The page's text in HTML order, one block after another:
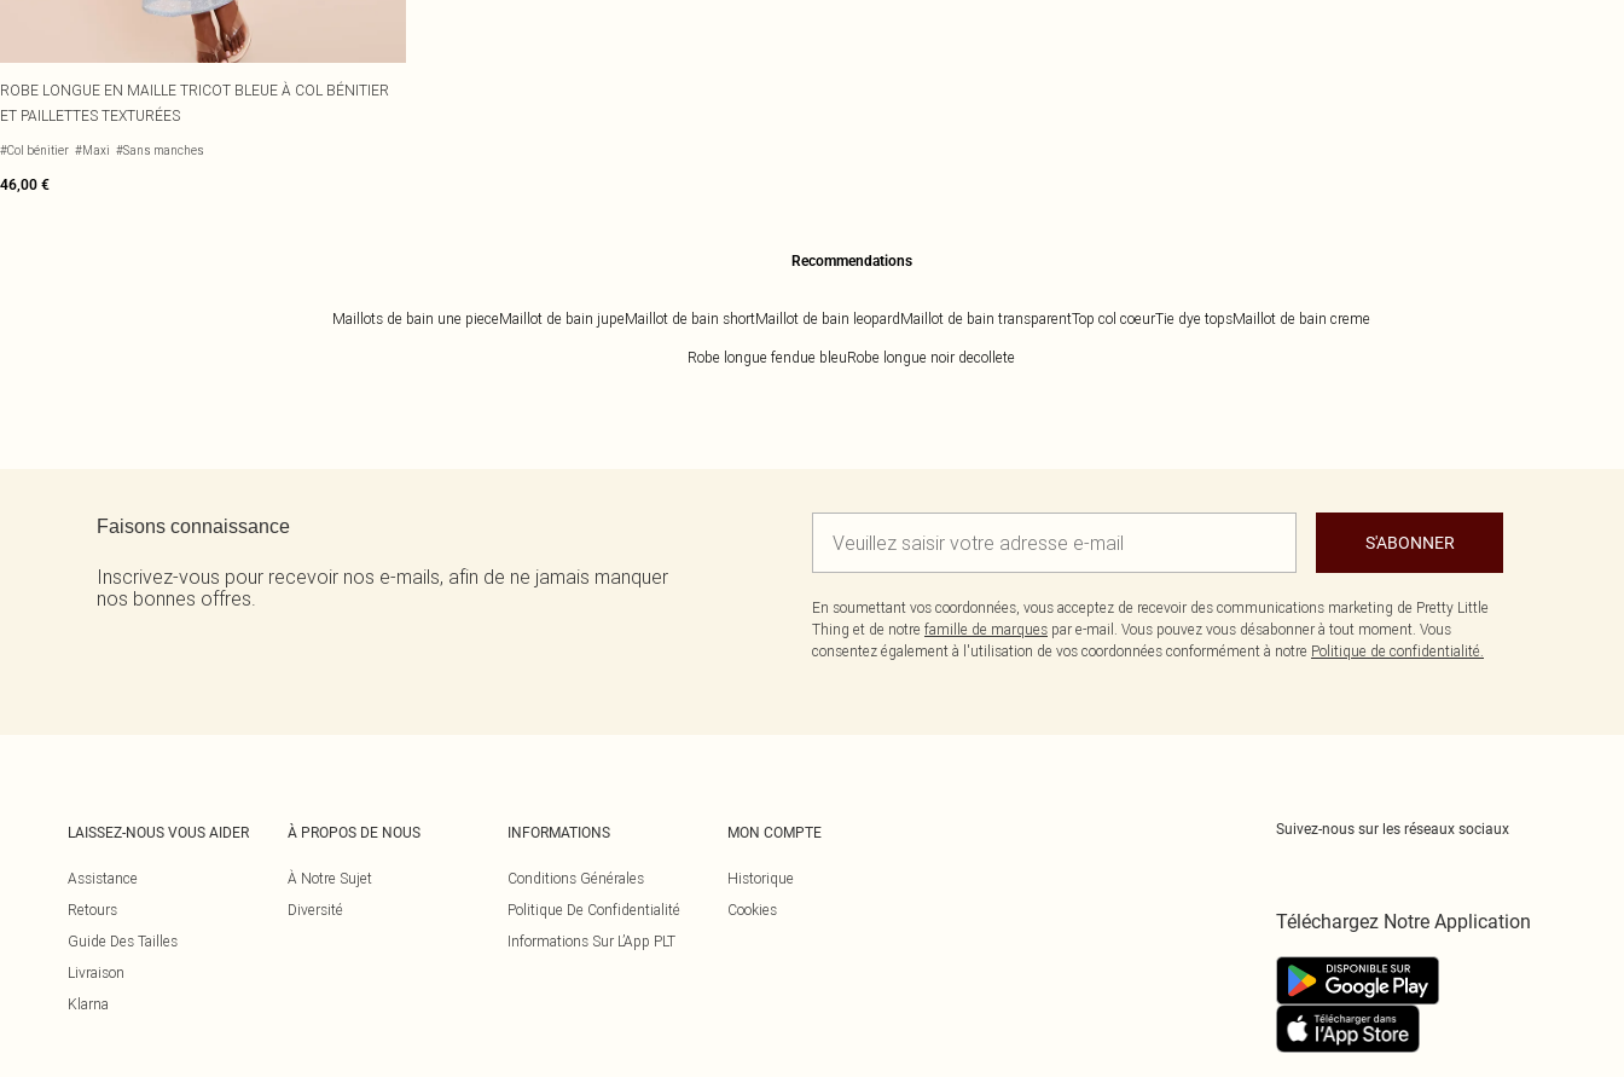
ROBE LONGUE EN MAILLE TRICOT BLEUE À COL BÉNITIER
ET PAILLETTES TEXTURÉES
#Col bénitier #Maxi #Sans manches
46,00 €
Recommendations
Maillots de bain une pieceMaillot de bain jupeMaillot de bain shortMaillot de bain leopardMaillot de bain transparentTop col coeurTie dye topsMaillot de bain creme
Robe longue fendue bleuRobe longue noir decollete
Faisons connaissance
Inscrivez-vous pour recevoir nos e-mails, afin de ne jamais manquer
nos bonnes offres.
S'ABONNER
En soumettant vos coordonnées, vous acceptez de recevoir des communications marketing de Pretty Little
Thing et de notre famille de marques par e-mail. Vous pouvez vous désabonner à tout moment. Vous
consentez également à l'utilisation de vos coordonnées conformément à notre Politique de confidentialité.
LAISSEZ-NOUS VOUS AIDER
Assistance
Retours
Guide Des Tailles
Livraison
Klarna
À PROPOS DE NOUS
À Notre Sujet
Diversité
INFORMATIONS
Conditions Générales
Politique De Confidentialité
Informations Sur L’App PLT
MON COMPTE
Historique
Cookies
Suivez-nous sur les réseaux sociaux
Téléchargez Notre Application